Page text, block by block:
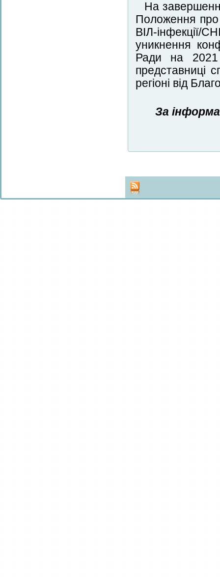
На
Положення про
ВІЛ-
уникнення
Ради на
представниці
регіоні від
За